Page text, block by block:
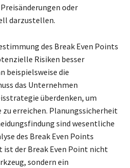
oder
darzustellen.
des Break Even Points
Risiken besser
beispielsweise die
das Unternehmen
überdenken, um
erreichen. Planungssicherheit
sind wesentliche
des Break Even Points
der Break Even Point nicht
sondern ein